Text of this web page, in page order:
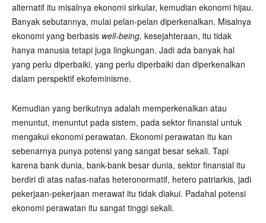
alternatif itu misalnya ekonomi sirkular, kemudian ekonomi hijau.
Banyak sebutannya, mulai pelan-pelan diperkenalkan. Misalnya
ekonomi yang berbasis well-being, kesejahteraan, itu tidak
hanya manusia tetapi juga lingkungan. Jadi ada banyak hal
yang perlu diperbaiki, yang perlu diperbaiki dan diperkenalkan
dalam perspektif ekofeminisme.
Kemudian yang berikutnya adalah memperkenalkan atau
menuntut, menuntut pada sistem, pada sektor finansial untuk
mengakui ekonomi perawatan. Ekonomi perawatan itu kan
sebenarnya punya potensi yang sangat besar sekali. Tapi
karena bank dunia, bank-bank besar dunia, sektor finansial itu
berdiri di atas nafas-nafas heteronormatif, hetero patriarkis, jadi
pekerjaan-pekerjaan merawat itu tidak diakui. Padahal potensi
ekonomi perawatan itu sangat tinggi sekali.